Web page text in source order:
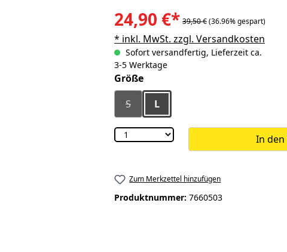
24,90 €* 39,50 €(36.96% gespart)
* inkl. MwSt. zzgl. Versandkosten
Sofort versandfertig, Lieferzeit ca.
3-5 Werktage
Größeauswählen
S(Diese Option ist zurzeit nicht verfügbar.)
L
In
Zum Merkzettel hinzufügen
Produktnummer: 7660503